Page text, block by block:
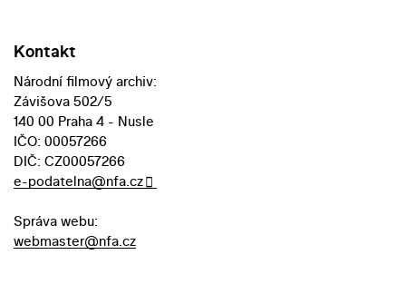
Kontakt
Národní filmový archiv:
Závišova 502/5
140 00 Praha 4 - Nusle
IČO: 00057266
DIČ: CZ00057266
e-podatelna@nfa.cz
Správa webu:
webmaster@nfa.cz